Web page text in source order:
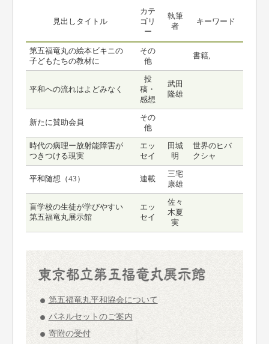
見出しタイトル
カテ
ゴリ
ー
執筆
者
キーワード
第五福竜丸の絵本ビキニの
子どもたちの教材に
その
他
書籍,
平和への流れはよどみなく
投
稿・
感想
武田
隆雄
新たに賛助会員
その
他
時代の病理ー放射能障害が
つきつける現実
エッ
セイ
田城
明
世界のヒバ
クシャ
平和随想（43） 連載
三宅
康雄
盲学校の生徒が学びやすい
第五福竜丸展示館
エッ
セイ
佐々
木夏
実
第五福竜丸平和協会について
パネルセットのご案内
寄附の受付